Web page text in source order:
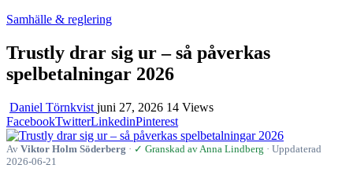
Samhälle & reglering
Trustly drar sig ur – så påverkas
spelbetalningar 2026
Daniel Törnkvist juni 27, 2026 14 Views
FacebookTwitterLinkedinPinterest
Av Viktor Holm Söderberg · ✓ Granskad av Anna Lindberg · Uppdaterad
2026-06-21